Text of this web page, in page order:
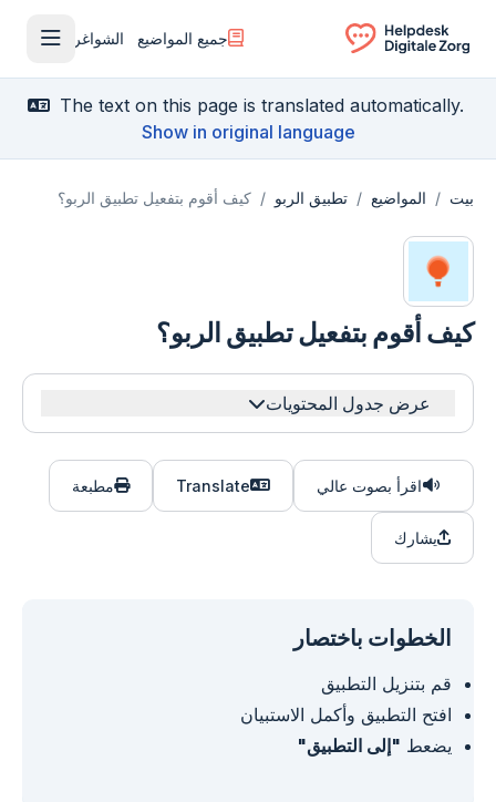
Ga naar de homepagina
جميع المواضيع الشواغر
فتح
The text on this page is translated automatically.
Show in original language
بيت / المواضيع / تطبيق الربو / كيف أقوم بتفعيل تطبيق الربو؟
كيف أقوم بتفعيل تطبيق الربو؟
عرض جدول المحتويات
اقرأ بصوت عالي Translate مطبعة
يشارك
الخطوات باختصار
قم بتنزيل التطبيق
افتح التطبيق وأكمل الاستبيان
يضعط "إلى التطبيق"